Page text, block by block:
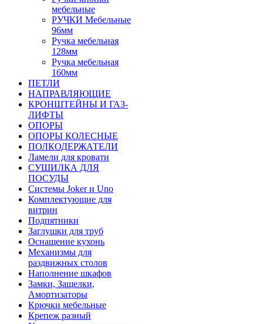
мебельные
РУЧКИ Мебельные
96мм
Ручка мебельная
128мм
Ручка мебельная
160мм
ПЕТЛИ
НАПРАВЛЯЮЩИЕ
КРОНШТЕЙНЫ И ГАЗ-
ЛИФТЫ
ОПОРЫ
ОПОРЫ КОЛЕСНЫЕ
ПОЛКОДЕРЖАТЕЛИ
Ламели для кровати
СУШИЛКА ДЛЯ
ПОСУДЫ
Системы Joker и Uno
Комплектующие для
витрин
Подпятники
Заглушки для труб
Оснащение кухонь
Механизмы для
раздвижных столов
Наполнение шкафов
Замки, Защелки,
Амортизаторы
Крючки мебельные
Крепеж разный